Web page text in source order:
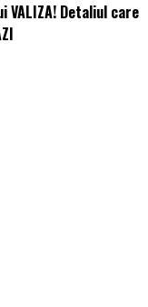
Detaliul care